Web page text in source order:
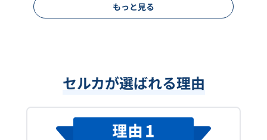
もっと見る
セルカが選ばれる理由